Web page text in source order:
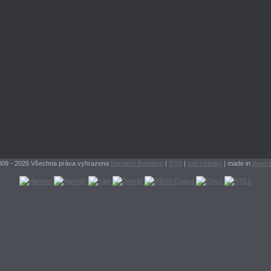
- 2026 Všechna práva vyhrazena Kamilem Bortelem | RSS| tisk stránky | made in dave